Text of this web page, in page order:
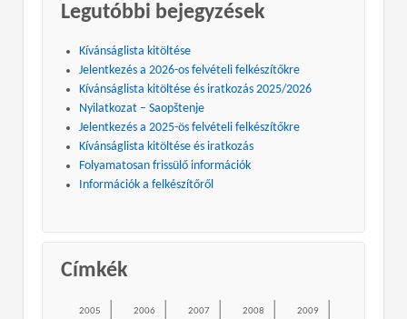
Legutóbbi bejegyzések
Kívánságlista kitöltése
Jelentkezés a 2026-os felvételi felkészítőkre
Kívánságlista kitöltése és iratkozás 2025/2026
Nyilatkozat – Saopštenje
Jelentkezés a 2025-ös felvételi felkészítőkre
Kívánságlista kitöltése és iratkozás
Folyamatosan frissülő információk
Információk a felkészítőről
Címkék
2005 2006 2007 2008 2009